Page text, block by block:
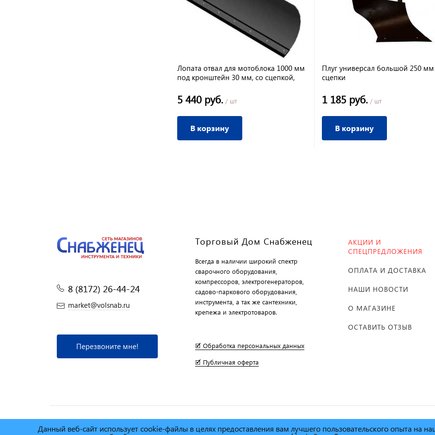
Лопата отвал для мотоблока 1000 мм
под кронштейн 30 мм, со сцепкой,
5 440 руб. / шт
В корзину
Плуг универсал большой 250 мм
сцепки
1 185 руб. / шт
В корзину
8 (8172) 26-44-24
market@volsnab.ru
Перезвоните мне!
Торговый Дом Снабженец
Всегда в наличии широкий спектр
сварочного оборудования,
компрессоров, электрогенераторов,
садово-паркового оборудования,
инструмента, а так же сантехники,
крепежа и электротоваров.
🗹 Обработка персональных данных
🗹 Публичная оферта
АКЦИИ И
СПЕЦПРЕДЛОЖЕНИЯ
ОПЛАТА И ДОСТАВКА
НАШИ НОВОСТИ
О МАГАЗИНЕ
ОСТАВИТЬ ОТЗЫВ
© Сеть магазинов инструмента и техники "Торговый дом Снабженец" 1995г. -
Данный веб-сайт использует cookie-файлы в целях предоставления вам лучшего пользовательского опыта на